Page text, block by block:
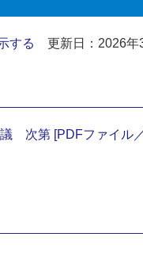
する 更新日：2026年
次第 [PDFファイル